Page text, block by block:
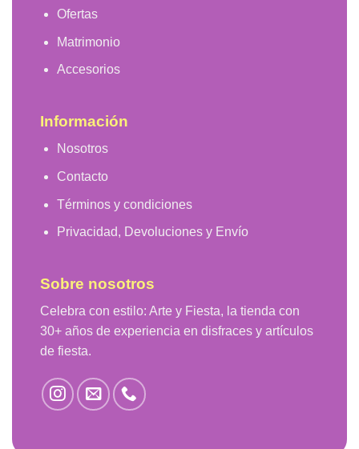
Ofertas
Matrimonio
Accesorios
Información
Nosotros
Contacto
Términos y condiciones
Privacidad, Devoluciones y Envío
Sobre nosotros
Celebra con estilo: Arte y Fiesta, la tienda con
30+ años de experiencia en disfraces y artículos
de fiesta.